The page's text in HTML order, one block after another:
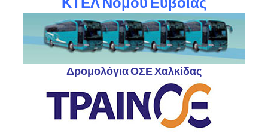
Δρομολόγια ΟΣΕ Χαλκίδας